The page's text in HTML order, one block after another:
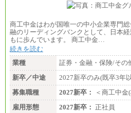
商工中金はわが国唯一の中小企業専門
融のリーディングバンクとして、日本
もに歩んでいます。 商工中金…
続きを読む
業種
証券・金融・保険/その
新卒／中途
2027新卒のみ(既卒3年
募集職種
2027新卒：
＜商工中
雇用形態
2027新卒： 正社員